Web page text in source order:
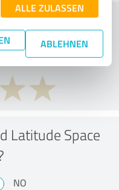
ALLE ZULASSEN
ABLEHNEN
the price to
Latitude Space
NO